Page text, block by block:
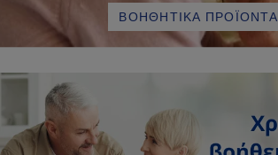
ΒΟΗΘΗΤΙΚΆ ΠΡΟΪΌΝΤΑ